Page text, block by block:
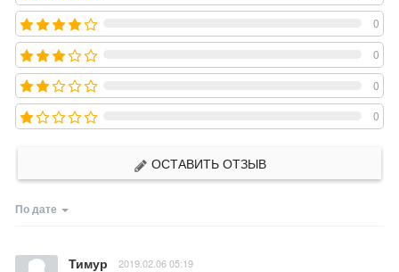
0
0
0
0
ОСТАВИТЬ ОТЗЫВ
По дате
Тимур 2019.02.06 05:19